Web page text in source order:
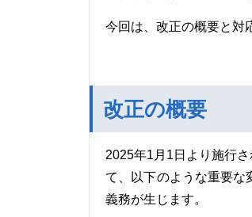
今回は、改正の概要と対
改正の概要
2025年1月1日より施行
て、以下のような重要な
義務が生じます。